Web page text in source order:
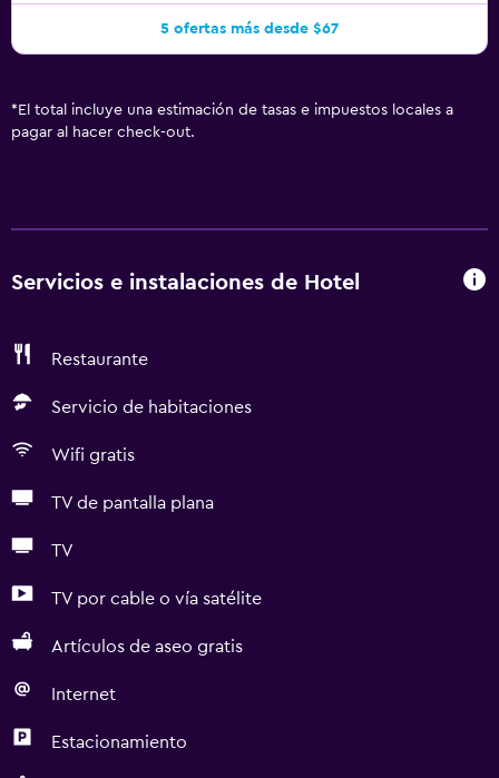
5 ofertas más desde $67
* El total incluye una estimación de tasas e impuestos locales a
pagar al hacer check-out.
Servicios e instalaciones de Hotel
Restaurante
Servicio de habitaciones
Wifi gratis
TV de pantalla plana
TV
TV por cable o vía satélite
Artículos de aseo gratis
Internet
Estacionamiento